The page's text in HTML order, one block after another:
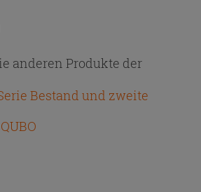
anderen Produkte der
Bestand und zweite